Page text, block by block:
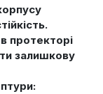
протекторі
залишкову